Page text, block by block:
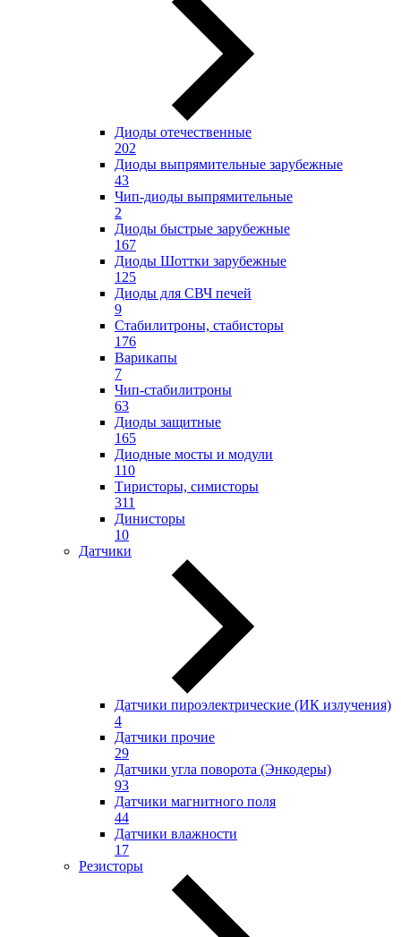
Диоды отечественные
202
Диоды выпрямительные зарубежные
43
Чип-диоды выпрямительные
2
Диоды быстрые зарубежные
167
Диоды Шоттки зарубежные
125
Диоды для СВЧ печей
9
Стабилитроны, стабисторы
176
Варикапы
7
Чип-стабилитроны
63
Диоды защитные
165
Диодные мосты и модули
110
Тиристоры, симисторы
311
Динисторы
10
Датчики
Датчики пироэлектрические (ИК излучения)
4
Датчики прочие
29
Датчики угла поворота (Энкодеры)
93
Датчики магнитного поля
44
Датчики влажности
17
Резисторы